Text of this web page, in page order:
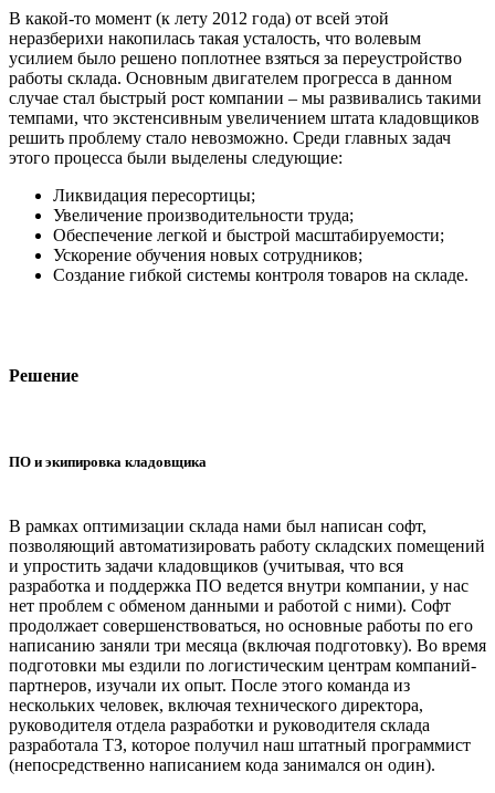
В какой-то момент (к лету 2012 года) от всей этой
неразберихи накопилась такая усталость, что волевым
усилием было решено поплотнее взяться за переустройство
работы склада. Основным двигателем прогресса в данном
случае стал быстрый рост компании – мы развивались такими
темпами, что экстенсивным увеличением штата кладовщиков
решить проблему стало невозможно. Среди главных задач
этого процесса были выделены следующие:
Ликвидация пересортицы;
Увеличение производительности труда;
Обеспечение легкой и быстрой масштабируемости;
Ускорение обучения новых сотрудников;
Создание гибкой системы контроля товаров на складе.
Решение
ПО и экипировка кладовщика
В рамках оптимизации склада нами был написан софт,
позволяющий автоматизировать работу складских помещений
и упростить задачи кладовщиков (учитывая, что вся
разработка и поддержка ПО ведется внутри компании, у нас
нет проблем с обменом данными и работой с ними). Софт
продолжает совершенствоваться, но основные работы по его
написанию заняли три месяца (включая подготовку). Во время
подготовки мы ездили по логистическим центрам компаний-
партнеров, изучали их опыт. После этого команда из
нескольких человек, включая технического директора,
руководителя отдела разработки и руководителя склада
разработала ТЗ, которое получил наш штатный программист
(непосредственно написанием кода занимался он один).